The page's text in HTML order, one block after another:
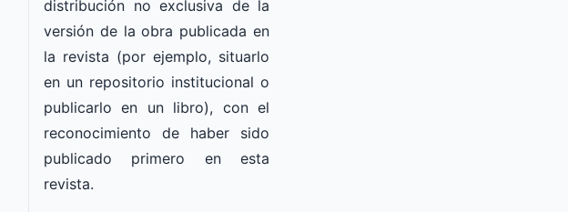
distribución no exclusiva de la
versión de la obra publicada en
la revista (por ejemplo, situarlo
en un repositorio institucional o
publicarlo en un libro), con el
reconocimiento de haber sido
publicado primero en esta
revista.